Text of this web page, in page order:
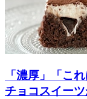
「濃厚」「こ
チョコスイー